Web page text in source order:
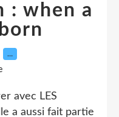
: when a
…
avec LES
a aussi fait partie